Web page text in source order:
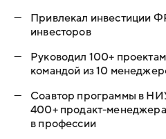
—
Привлекал инвестиции
инвесторов
—
Руководил 100+
командой из 10
—
Соавтор программы в
400+ продакт-
в профессии